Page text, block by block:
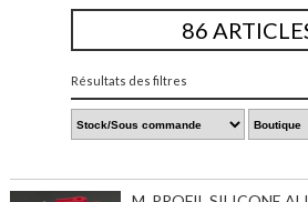
86
Résultats des filtres